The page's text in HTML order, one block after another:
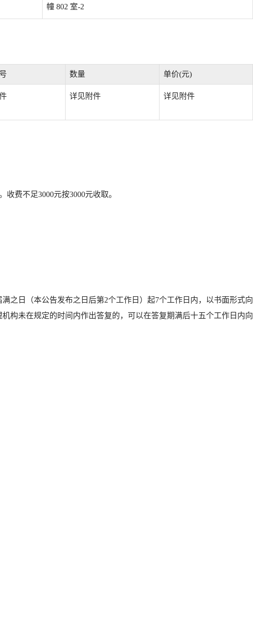
幢 802 室-2
数量 单价(元)
详见附件 详见附件
费不足3000元按3000元收取。
之日（本公告发布之日后第2个工作日）起7个工作日内，以书面形式向
构未在规定的时间内作出答复的，可以在答复期满后十五个工作日内向